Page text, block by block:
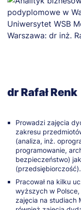
dr Rafał Renk
Prowadzi zajęcia
zakresu
(analiza, inż.
programowanie,
bezpieczeństwo)
(przedsiębiorczość).
Pracował na kilku
wyższych w Polsce,
zajęcia na studiach